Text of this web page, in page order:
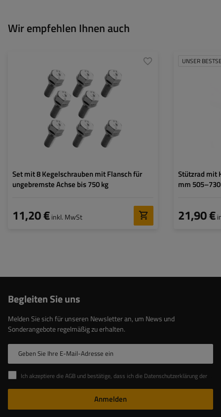
Wir empfehlen Ihnen auch
Set mit 8 Kegelschrauben mit Flansch für
ungebremste Achse bis 750 kg
11,20 €inkl. MwSt
UNSER
Stützrad mit
mm
21,90 €
Begleiten Sie uns
Melden Sie sich für unseren Newsletter an, um News und
Sonderangebote regelmäßig zu erhalten.
Geben Sie Ihre E-Mail-Adresse ein
Ich akzeptiere die AGB und bestätige, dass ich die Datenschutzerklärung der Website zur Kenntnis genommen habe
Anmelden